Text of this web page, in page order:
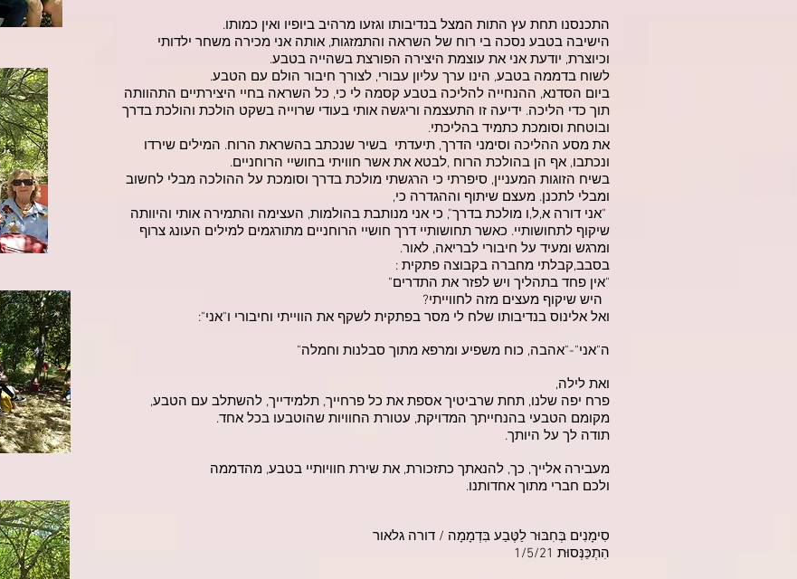
התכנסנו תחת עץ התות המצל בנדיבותו וגזעו מרהיב ביופיו ואין כמותו.
הישיבה בטבע נסכה בי רוח של השראה והתמזגות, אותה אני מכירה משחר ילדותי
וכיוצרת, יודעת אני את עוצמת היצירה הפורצת בשהייה בטבע.
לשוח בדממה בטבע, הינו ערך עליון עבורי, לצורך חיבור הולם עם הטבע.
ביום הסדנא, ההנחייה להליכה בטבע קסמה לי כי, כל השראה בחיי היצירתיים התהוותה
תוך כדי הליכה. ידיעה זו התעצמה וריגשה אותי בעודי שרוייה בשקט הולכת והולכת בדרך
ובוטחת וסומכת כתמיד בהליכתי.
את מסע ההליכה וסימני הדרך, תיעדתי בשיר שנכתב בהשראת הרוח. המילים שירדו
ונכתבו, אף הן בהולכת הרוח ,לבטא את אשר חוויתי בחושיי הרוחניים.
בשיח הזוגות המעניין, סיפרתי כי הרגשתי מולכת בדרך וסומכת על ההולכה מבלי לחשוב
ומבלי לתכנן. מעצם שיתוף וההגדרה כי,
"אני דורה א,ל,ו מולכת בדרך", כי אני מנותבת בהולמות, העצימה והתמירה אותי והיוותה
שיקוף לתחושותיי. כאשר תחושותיי דרך חושיי הרוחניים מתורגמים למילים העונג צרוף
ומרגש ומעיד על חיבורי לבריאה, לאור.
בסבב,קבלתי מחברה בקבוצה פתקית :
"אין פחד בתהליך ויש לפזר את התדרים"
היש שיקוף מעצים מזה לחווייתי?
ואל אלינוס בנדיבותו שלח לי מסר בפתקית לשקף את הווייתי וחיבורי ו"אני":
ה"אני"-"אהבה, כוח משפיע ומרפא מתוך סבלנות וחמלה"
ואת לילה,
פרח יפה שלנו, תחת שרביטיך אספת את כל פרחייך, תלמידייך, להשתלב עם הטבע,
מקומם הטבעי בהנחייתך המדויקת, עטורת החוויות שהוטבעו בכל אחד.
תודה לך על היותך.
מעבירה אלייך, כך, להנאתך כתזכורת, את שירת חוויותיי בטבע, מהדממה
ולכם חברי מתוך אחדותנו.
סִימָנִים בְּחִבּוּר לַטֶּבַע בִּדְמָמָה / דורה גלאור
הִתְכַּנְּסוּת 1/5/21